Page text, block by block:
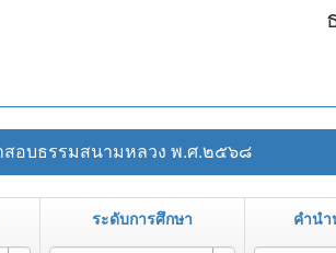
สอบธรรมสนามหลวง พ.ศ.๒๕๖๘
ระดับการศึกษา คำนำ